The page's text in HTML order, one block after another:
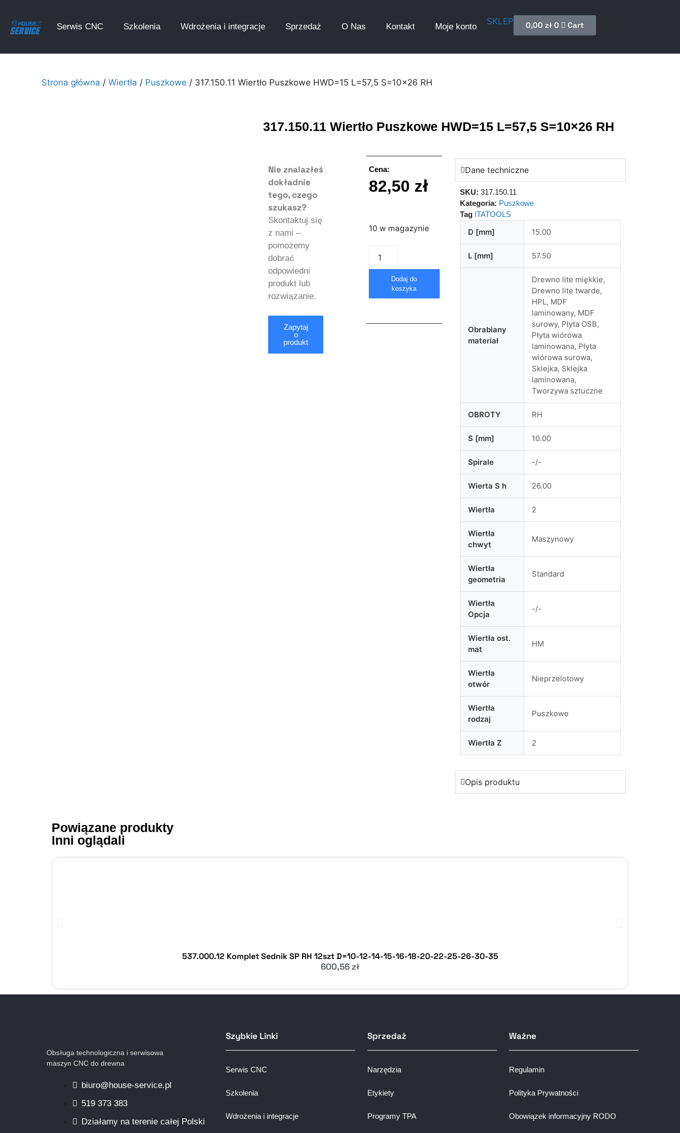
Serwis CNC Szkolenia Wdrożenia i integracje Sprzedaż O Nas Kontakt Moje konto
SKLEP 0,00 zł 0 Cart
Strona główna / Wiertła / Puszkowe / 317.150.11 Wiertło Puszkowe HWD=15 L=57,5 S=10×26 RH
317.150.11 Wiertło Puszkowe HWD=15 L=57,5 S=10×26 RH
Nie znalazłeś
dokładnie
tego, czego
szukasz?
Skontaktuj się
z nami –
pomożemy
dobrać
odpowiedni
produkt lub
rozwiązanie.
Zapytaj
o
produkt
Cena:
82,50 zł
10 w magazynie
Dodaj do
koszyka
Dane techniczne
SKU: 317.150.11
Kategoria: Puszkowe
Tag ITATOOLS
D [mm] 15.00
L [mm] 57.50
Obrabiany
materiał
Drewno lite miękkie,
Drewno lite twarde,
HPL, MDF
laminowany, MDF
surowy, Płyta OSB,
Płyta wiórowa
laminowana, Płyta
wiórowa surowa,
Sklejka, Sklejka
laminowana,
Tworzywa sztuczne
OBROTY RH
S [mm] 10.00
Spirale -/-
Wierta S h 26.00
Wiertła 2
Wiertła
chwyt
Maszynowy
Wiertła
geometria
Standard
Wiertła
Opcja
-/-
Wiertła ost.
mat
HM
Wiertła
otwór
Nieprzelotowy
Wiertła
rodzaj
Puszkowe
Wiertła Z 2
Opis produktu
Powiązane produkty
Inni oglądali
537.000.12 Komplet Sednik SP RH 12szt D=10-12-14-15-16-18-20-22-25-26-30-35
600,56 zł
Obsługa technologiczna i serwisowa
maszyn CNC do drewna
biuro@house-service.pl
519 373 383
Działamy na terenie całej Polski
Szybkie Linki
Serwis CNC
Szkolenia
Wdrożenia i integracje
Sprzedaż
Narzędzia
Etykiety
Programy TPA
Ważne
Regulamin
Polityka Prywatności
Obowiązek informacyjny RODO